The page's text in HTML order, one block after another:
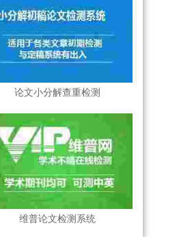
论文小分解查重检测
维普论文检测系统